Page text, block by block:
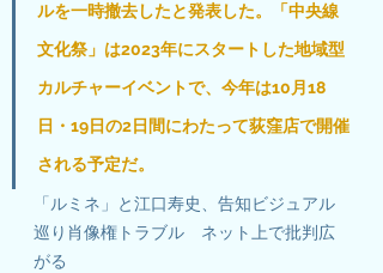
ルを一時撤去したと発表した。「中央線
文化祭」は2023年にスタートした地域型
カルチャーイベントで、今年は10月18
日・19日の2日間にわたって荻窪店で開催
される予定だ。
「ルミネ」と江口寿史、告知ビジュアル
巡り肖像権トラブル　ネット上で批判広
がる